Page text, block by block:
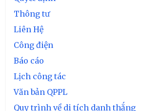
Thông tư
Liên Hệ
Công điện
Báo cáo
Lịch công tác
Văn bản QPPL
Quy trình về di tích danh thắng